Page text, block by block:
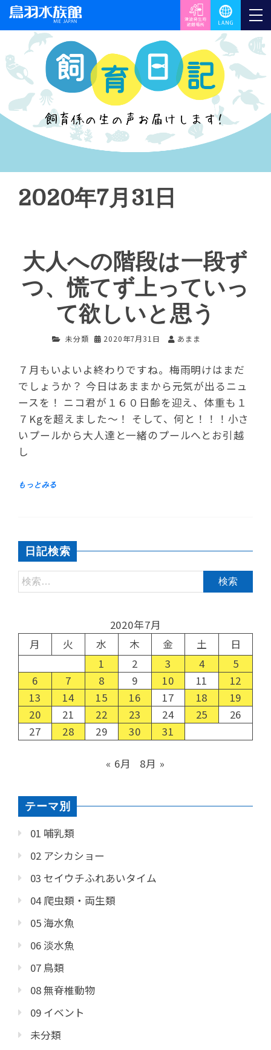
2020年7月31日
大人への階段は一段ず
つ、慌てず上っていっ
て欲しいと思う
未分類 2020年7月31日 あまま
７月もいよいよ終わりですね。梅雨明けはまだ
でしょうか？ 今日はあままから元気が出るニュ
ースを！ ニコ君が１６０日齢を迎え、体重も１
７Kgを超えました～！ そして、何と！！！小さ
いプールから大人達と一緒のプールへとお引越
し
日記検索
2020年7月
月
火 水 木 金 土
日
1
2 3 4
5
6
7 8 9 10 11
12
13
14 15 16 17 18
19
20
21 22 23 24 25
26
27
28 29 30 31
« 6月 8月 »
テーマ別
01 哺乳類
02 アシカショー
03 セイウチふれあいタイム
04 爬虫類・両生類
05 海水魚
06 淡水魚
07 鳥類
08 無脊椎動物
09 イベント
未分類